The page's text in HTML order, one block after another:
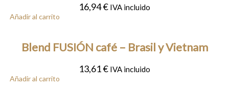
16,94€ IVA incluido
Añadir al carrito
Blend FUSIÓN café – Brasil y Vietnam
13,61€ IVA incluido
Añadir al carrito